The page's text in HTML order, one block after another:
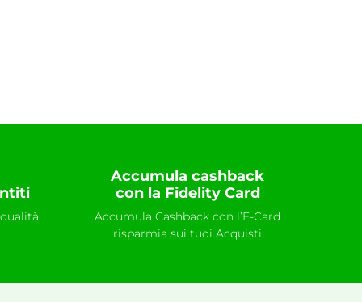
Accumula cashback
con la Fidelity Card
Accumula Cashback con l’E-Card
risparmia sui tuoi Acquisti